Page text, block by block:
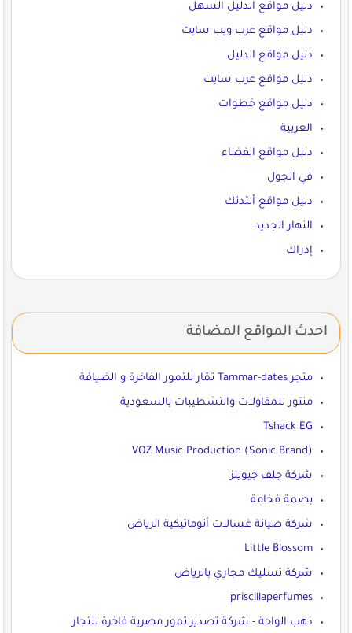
دليل مواقع الدليل السهل
دليل مواقع عرب ويب سايت
دليل مواقع الدليل
دليل مواقع عرب سايت
دليل مواقع خطوات
العربية
دليل مواقع الفضاء
في الجول
دليل مواقع ألتدتك
النهار الجديد
إدراك
احدث المواقع المضافة
متجر Tammar-dates تمّار للتمور الفاخرة و الضيافة
منتور للمقاولات والتشطيبات بالسعودية
Tshack EG
VOZ Music Production (Sonic Brand)
شركة جلف جيويلز
بصمة فخامة
شركة صيانة غسالات أتوماتيكية الرياض
Little Blossom
شركة تسليك مجاري بالرياض
priscillaperfumes
ذهب الواحة - شركة تصدير تمور مصرية فاخرة للتجار